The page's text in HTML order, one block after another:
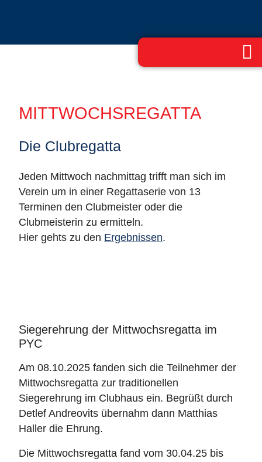
MITTWOCHSREGATTA
Die Clubregatta
Jeden Mittwoch nachmittag trifft man sich im
Verein um in einer Regattaserie von 13
Terminen den Clubmeister oder die
Clubmeisterin zu ermitteln.
Hier gehts zu den Ergebnissen.
Siegerehrung der Mittwochsregatta im
PYC
Am 08.10.2025 fanden sich die Teilnehmer der
Mittwochsregatta zur traditionellen
Siegerehrung im Clubhaus ein. Begrüßt durch
Detlef Andreovits übernahm dann Matthias
Haller die Ehrung.
Die Mittwochsregatta fand vom 30.04.25 bis